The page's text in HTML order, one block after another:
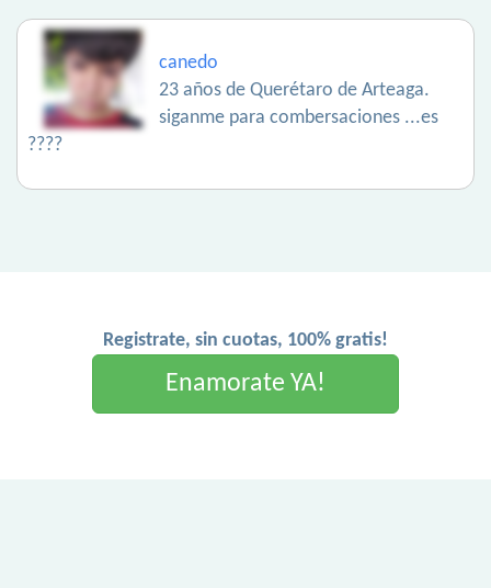
canedo
23 años de Querétaro de Arteaga.
siganme para combersaciones ...es
????
Registrate, sin cuotas, 100% gratis!
Enamorate YA!